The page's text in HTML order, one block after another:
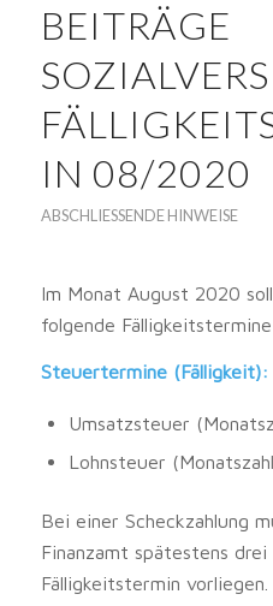
BEITRÄGE
IN 08/2020
ABSCHLIESSENDE HINWEISE
Im Monat August 2020
folgende
Steuertermine (Fälligkeit):
Umsatzsteuer
Lohnsteuer
Bei einer Scheckzahlung
Finanzamt spätestens
Fälligkeitstermin vorliegen.